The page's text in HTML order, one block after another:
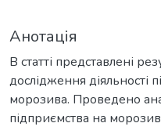
Анотація
В статті представлені
дослідження діяльності
морозива. Проведено
підприємства на